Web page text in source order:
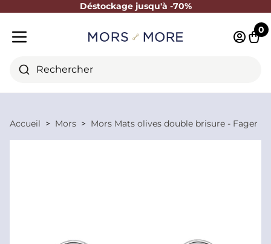
Déstockage jusqu'à -70%
Fermer
Rechercher
0
Accueil Mors Mors Mats olives double brisure - Fager